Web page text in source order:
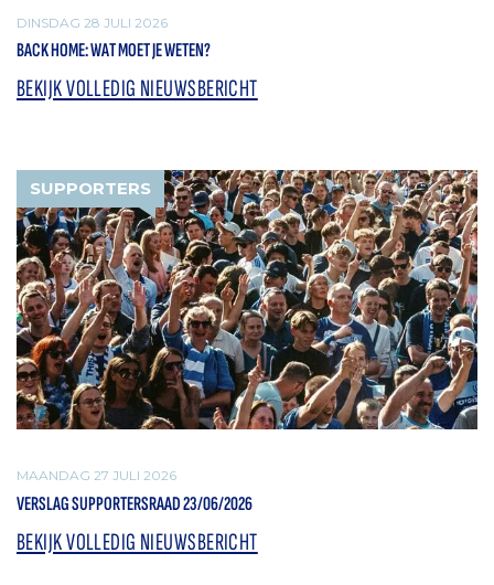
DINSDAG 28 JULI 2026
BACK HOME: WAT MOET JE WETEN?
BEKIJK VOLLEDIG NIEUWSBERICHT
SUPPORTERS
MAANDAG 27 JULI 2026
VERSLAG SUPPORTERSRAAD 23/06/2026
BEKIJK VOLLEDIG NIEUWSBERICHT